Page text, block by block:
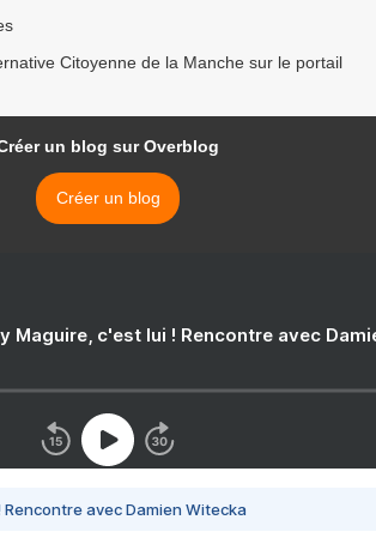
Citoyenne de la Manche sur le portail
un blog sur Overblog
Créer un blog
Maguire, c'est lui ! Rencontre avec
avec Damien Witecka